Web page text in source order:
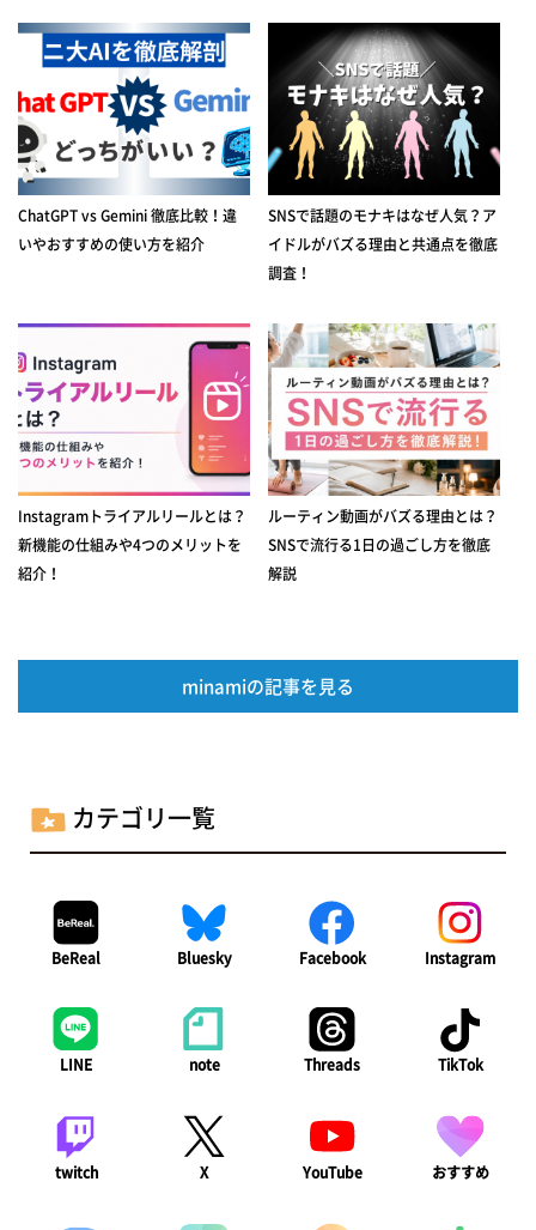
ChatGPT vs Gemini 徹底比較！違
いやおすすめの使い方を紹介
SNSで話題のモナキはなぜ人気？ア
イドルがバズる理由と共通点を徹底
調査！
Instagramトライアルリールとは？
新機能の仕組みや4つのメリットを
紹介！
ルーティン動画がバズる理由とは？
SNSで流行る1日の過ごし方を徹底
解説
minamiの記事を見る
カテゴリ一覧
BeReal Bluesky Facebook Instagram
LINE note Threads TikTok
twitch X YouTube おすすめ